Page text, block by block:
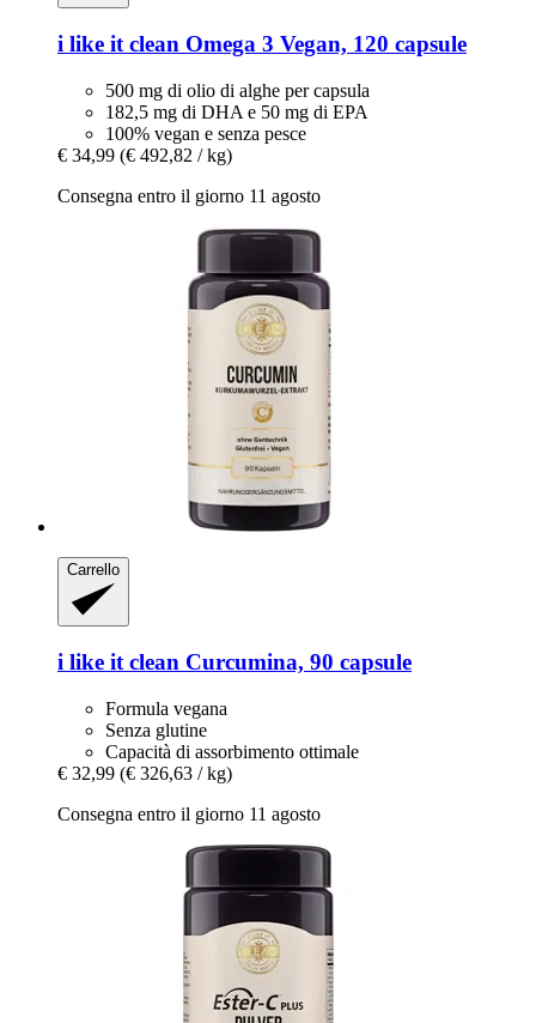
i like it clean Omega 3 Vegan, 120 capsule
500 mg di olio di alghe per capsula
182,5 mg di DHA e 50 mg di EPA
100% vegan e senza pesce
€ 34,99 (€ 492,82 / kg)
Consegna entro il giorno 11 agosto
Carrello
i like it clean Curcumina, 90 capsule
Formula vegana
Senza glutine
Capacità di assorbimento ottimale
€ 32,99 (€ 326,63 / kg)
Consegna entro il giorno 11 agosto